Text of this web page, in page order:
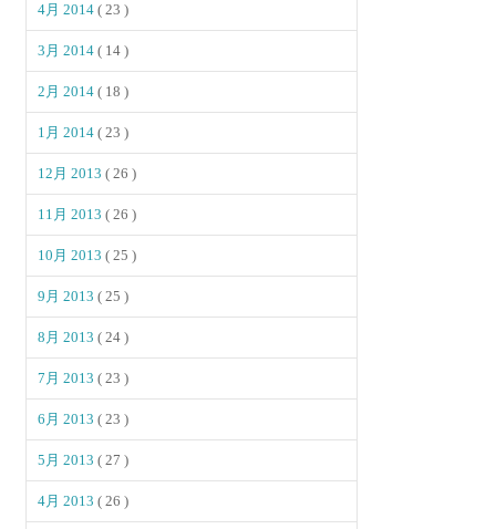
4月 2014( 23 )
3月 2014( 14 )
2月 2014( 18 )
1月 2014( 23 )
12月 2013( 26 )
11月 2013( 26 )
10月 2013( 25 )
9月 2013( 25 )
8月 2013( 24 )
7月 2013( 23 )
6月 2013( 23 )
5月 2013( 27 )
4月 2013( 26 )